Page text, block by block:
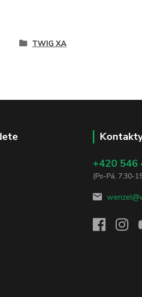
TWIG XA
+420 546
(Po-Pá, 7:30-